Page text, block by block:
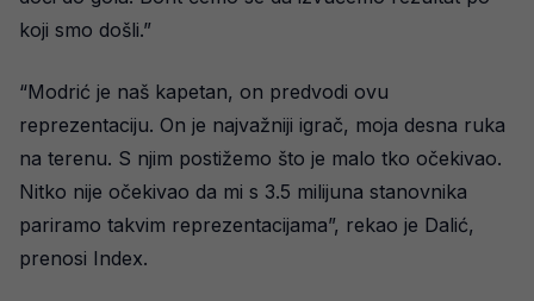
koji smo došli.”
“Modrić je naš kapetan, on predvodi ovu
reprezentaciju. On je najvažniji igrač, moja desna ruka
na terenu. S njim postižemo što je malo tko očekivao.
Nitko nije očekivao da mi s 3.5 milijuna stanovnika
pariramo takvim reprezentacijama”, rekao je Dalić,
prenosi Index.